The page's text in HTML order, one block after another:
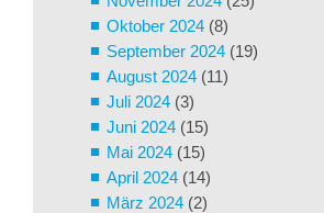
Oktober 2024 (8)
September 2024 (19)
August 2024 (11)
Juli 2024 (3)
Juni 2024 (15)
Mai 2024 (15)
April 2024 (14)
März 2024 (2)